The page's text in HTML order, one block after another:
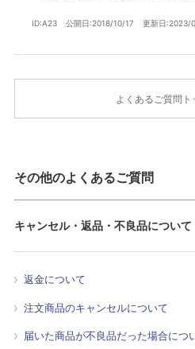
ID:A23 公開日:2018/10/17 更新日:2023/
よくあるご質問ト
その他のよくあるご質問
キャンセル・返品・不良品について
返金について
注文商品のキャンセルについて
届いた商品が不良品だった場合につ